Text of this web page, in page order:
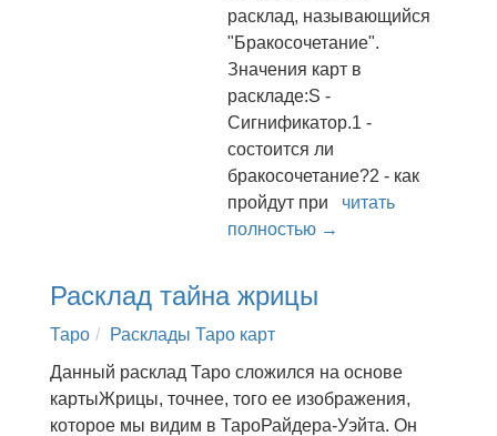
расклад, называющийся
"Бракосочетание".
Значения карт в
раскладе:S -
Сигнификатор.1 -
состоится ли
бракосочетание?2 - как
пройдут при читать
полностью →
Расклад тайна жрицы
Таро
Расклады Таро карт
Данный расклад Таро сложился на основе
картыЖрицы, точнее, того ее изображения,
которое мы видим в ТароРайдера-Уэйта. Он